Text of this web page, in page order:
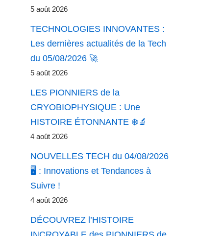
5 août 2026
TECHNOLOGIES INNOVANTES :
Les dernières actualités de la Tech
du 05/08/2026 🚀
5 août 2026
LES PIONNIERS de la
CRYOBIOPHYSIQUE : Une
HISTOIRE ÉTONNANTE ❄️🔬
4 août 2026
NOUVELLES TECH du 04/08/2026
🖥️ : Innovations et Tendances à
Suivre !
4 août 2026
DÉCOUVREZ l’HISTOIRE